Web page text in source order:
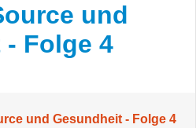
und
Folge 4
und Gesundheit - Folge 4